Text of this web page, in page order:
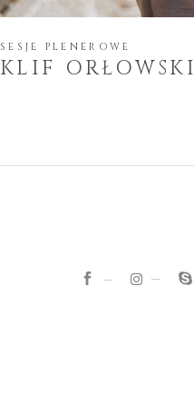
SESJE PLENEROWE
KLIF ORŁOWSKI